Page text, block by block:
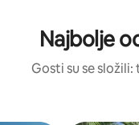
Najbolje
Gosti su se